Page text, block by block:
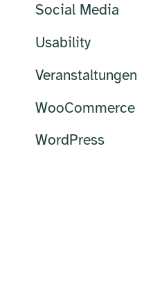
Social Media
Usability
Veranstaltungen
WooCommerce
WordPress